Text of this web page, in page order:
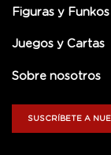
Figuras y Funkos
Juegos y Cartas
Sobre nosotros
SUSCRÍBETE A